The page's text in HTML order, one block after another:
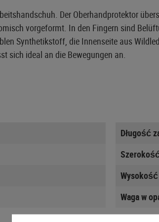
Der Oberhandprotektor
vorgeformt. In den Fingern sind
Synthetikstoff, die Innenseite aus
sich ideal an die Bewegungen an.
Długość
Waga w